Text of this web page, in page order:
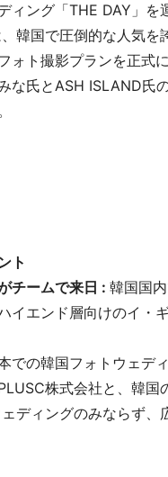
ィング「THE DAY」を
韓国で圧倒的な人気
ォト撮影プランを正式
な氏とASH ISLAND氏
ト
チームで来日 : 韓国国
イエンド層向けのイ・
での韓国フォトウェデ
株式会社と、韓国
ェディングのみならず